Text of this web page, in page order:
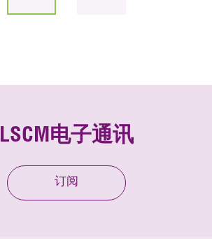
LSCM电子通讯
订阅